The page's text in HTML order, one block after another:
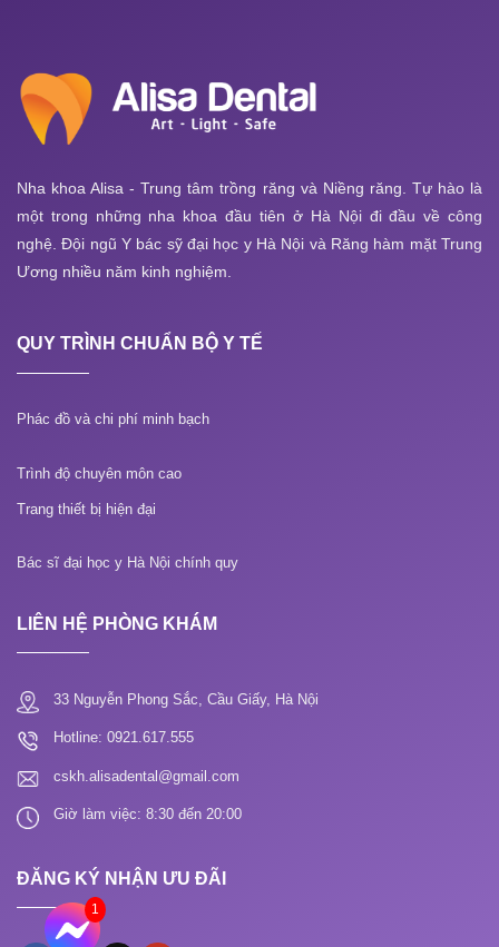
Nha khoa Alisa - Trung tâm trồng răng và Niềng răng. Tự hào là
một trong những nha khoa đầu tiên ở Hà Nội đi đầu về công
nghệ. Đội ngũ Y bác sỹ đại học y Hà Nội và Răng hàm mặt Trung
Ương nhiều năm kinh nghiệm.
QUY TRÌNH CHUẨN BỘ Y TẾ
Phác đồ và chi phí minh bạch
Trình độ chuyên môn cao
Trang thiết bị hiện đại
Bác sĩ đại học y Hà Nội chính quy
LIÊN HỆ PHÒNG KHÁM
33 Nguyễn Phong Sắc, Cầu Giấy, Hà Nội
Hotline: 0921.617.555
cskh.alisadental@gmail.com
Giờ làm việc: 8:30 đến 20:00
ĐĂNG KÝ NHẬN ƯU ĐÃI
1